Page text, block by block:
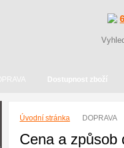
Dostupnost zboží
Úvodní stránka DOPRAVA
Cena a způsob